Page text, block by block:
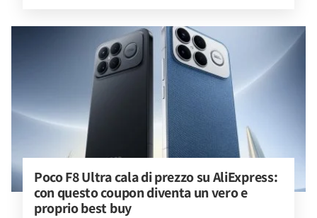
Poco F8 Ultra cala di prezzo su AliExpress:
con questo coupon diventa un vero e
proprio best buy